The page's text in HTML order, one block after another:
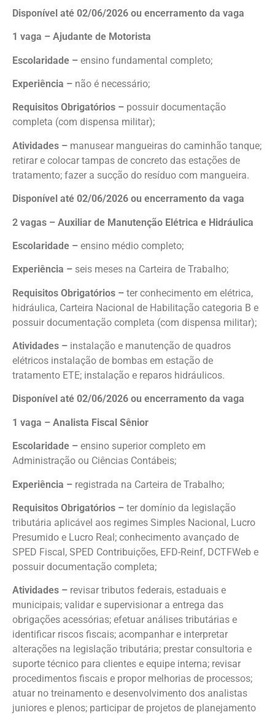
Disponível até 02/06/2026 ou encerramento da vaga
1 vaga – Ajudante de Motorista
Escolaridade – ensino fundamental completo;
Experiência – não é necessário;
Requisitos Obrigatórios – possuir documentação
completa (com dispensa militar);
Atividades – manusear mangueiras do caminhão tanque;
retirar e colocar tampas de concreto das estações de
tratamento; fazer a sucção do resíduo com mangueira.
Disponível até 02/06/2026 ou encerramento da vaga
2 vagas – Auxiliar de Manutenção Elétrica e Hidráulica
Escolaridade – ensino médio completo;
Experiência – seis meses na Carteira de Trabalho;
Requisitos Obrigatórios – ter conhecimento em elétrica,
hidráulica, Carteira Nacional de Habilitação categoria B e
possuir documentação completa (com dispensa militar);
Atividades – instalação e manutenção de quadros
elétricos instalação de bombas em estação de
tratamento ETE; instalação e reparos hidráulicos.
Disponível até 02/06/2026 ou encerramento da vaga
1 vaga – Analista Fiscal Sênior
Escolaridade – ensino superior completo em
Administração ou Ciências Contábeis;
Experiência – registrada na Carteira de Trabalho;
Requisitos Obrigatórios – ter domínio da legislação
tributária aplicável aos regimes Simples Nacional, Lucro
Presumido e Lucro Real; conhecimento avançado de
SPED Fiscal, SPED Contribuições, EFD-Reinf, DCTFWeb e
possuir documentação completa;
Atividades – revisar tributos federais, estaduais e
municipais; validar e supervisionar a entrega das
obrigações acessórias; efetuar análises tributárias e
identificar riscos fiscais; acompanhar e interpretar
alterações na legislação tributária; prestar consultoria e
suporte técnico para clientes e equipe interna; revisar
procedimentos fiscais e propor melhorias de processos;
atuar no treinamento e desenvolvimento dos analistas
juniores e plenos; participar de projetos de planejamento